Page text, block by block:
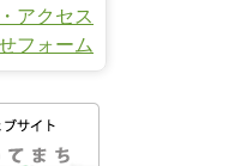
アクセス
フォーム